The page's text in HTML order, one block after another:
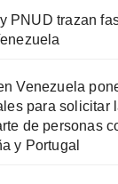
PNUD trazan
Venezuela
para solicitar
de personas
y Portugal